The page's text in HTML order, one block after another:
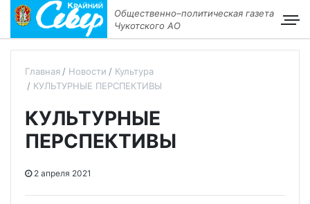
Общественно–политическая газета
Чукотского АО
Главная Новости
Культура
КУЛЬТУРНЫЕ ПЕРСПЕКТИВЫ
КУЛЬТУРНЫЕ
ПЕРСПЕКТИВЫ
2 апреля 2021